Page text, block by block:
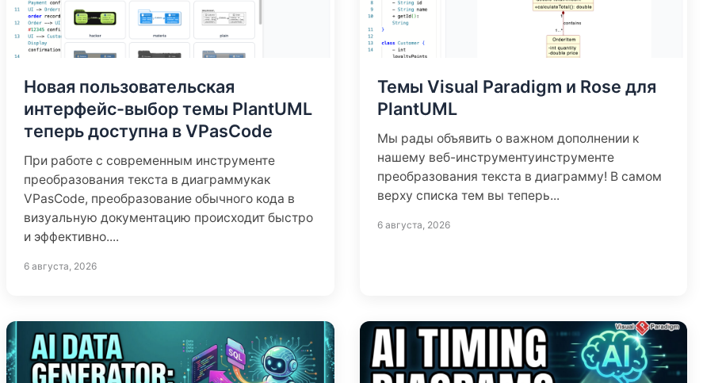
Новая пользовательская
интерфейс-выбор темы PlantUML
теперь доступна в VPasCode
При работе с современным инструменте
преобразования текста в диаграммукак
VPasCode, преобразование обычного кода в
визуальную документацию происходит быстро
и эффективно....
6 августа, 2026
Темы Visual Paradigm и Rose для
PlantUML
Мы рады объявить о важном дополнении к
нашему веб-инструментуинструменте
преобразования текста в диаграмму! В самом
верху списка тем вы теперь...
6 августа, 2026